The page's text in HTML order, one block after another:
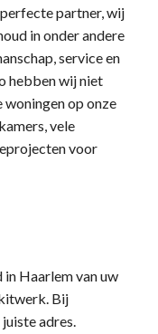
partner, wij
in onder andere
service en
hebben wij niet
op onze
vele
voor
Haarlem van uw
Bij
adres.